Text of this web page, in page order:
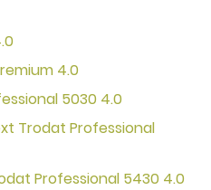
4.0
5030 4.0
Trodat Professional
Professional 5430 4.0